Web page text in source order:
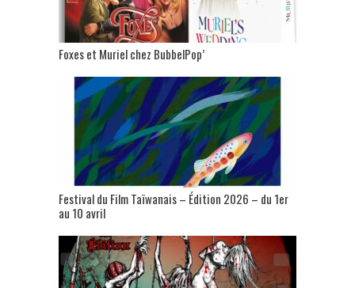
Foxes et Muriel chez BubbelPop’
Festival du Film Taïwanais – Édition 2026 – du 1er
au 10 avril